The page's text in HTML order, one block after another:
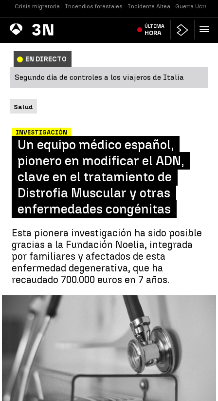
Crisis migratoria Incendios forestales Incidente Altea Guerra Ucrania
Antena
3 Noticias ÚLTIMA
HORA
EN DIRECTO
Segundo día de controles a los viajeros de Italia
Salud
INVESTIGACIÓN
Un equipo médico español,
pionero en modificar el ADN,
clave en el tratamiento de
Distrofia Muscular y otras
enfermedades congénitas
Esta pionera investigación ha sido posible
gracias a la Fundación Noelia, integrada
por familiares y afectados de esta
enfermedad degenerativa, que ha
recaudado 700.000 euros en 7 años.
Tratamiento de Distrofia Muscular y otras enfermedades
Eva Navarro
Publicado:
19 de diciembre de 2022, 18:43